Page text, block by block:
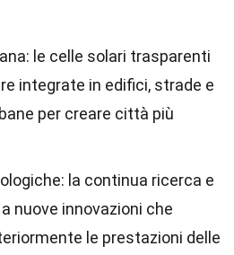
le celle solari trasparenti
integrate in edifici, strade e
per creare città più
la continua ricerca e
nuove innovazioni che
le prestazioni delle